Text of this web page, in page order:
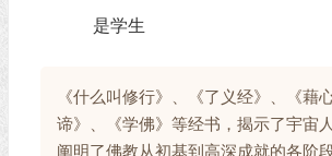
是学生
《什么叫修行》、《了义经》、《藉
谛》、《学佛》等经书，揭示了宇宙
阐明了佛教从初基到高深成就的各阶